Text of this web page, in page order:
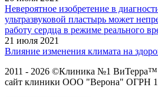
Невероятное изобретение в
ультразвуковой пластырь может
работу сердца в режиме реального
21 июля 2021
Влияние изменения климата на
2011 - 2026 ©Клиника №1
сайт клиники ООО "Верона" ОГРН